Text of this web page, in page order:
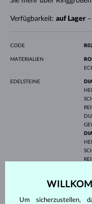
Verfügbarkeit: auf Lager–
CODE
MATERIALIEN
EDELSTEINE
BREITEUm sicherzustellen,